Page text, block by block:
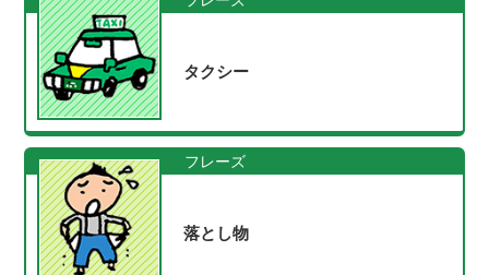
タクシー
フレーズ
落とし物